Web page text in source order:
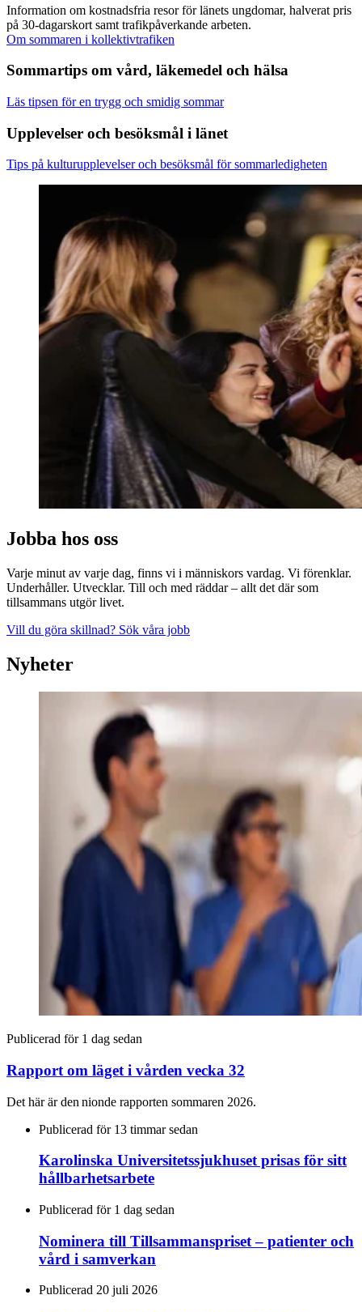
Information om kostnadsfria resor för länets ungdomar, halverat pris
på 30-dagarskort samt trafikpåverkande arbeten.
Om sommaren i kollektivtrafiken
Sommartips om vård, läkemedel och hälsa
Läs tipsen för en trygg och smidig sommar
Upplevelser och besöksmål i länet
Tips på kulturupplevelser och besöksmål för sommarledigheten
Jobba hos oss
Varje minut av varje dag, finns vi i människors vardag. Vi förenklar.
Underhåller. Utvecklar. Till och med räddar – allt det där som
tillsammans utgör livet.
Vill du göra skillnad? Sök våra jobb
Nyheter
Publicerad för 1 dag sedan
Rapport om läget i vården vecka 32
Det här är den nionde rapporten sommaren 2026.
Publicerad för 13 timmar sedan
Karolinska Universitetssjukhuset prisas för sitt
hållbarhetsarbete
Publicerad för 1 dag sedan
Nominera till Tillsammanspriset – patienter och
vård i samverkan
Publicerad 20 juli 2026